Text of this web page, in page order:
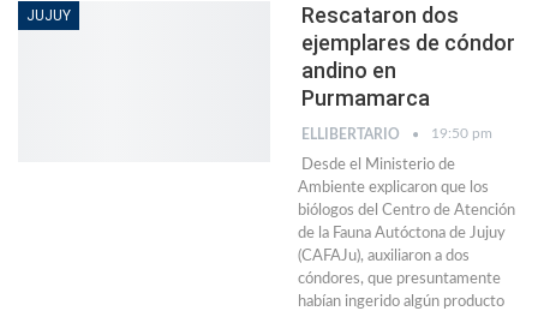
JUJUY
Rescataron dos
ejemplares de cóndor
andino en
Purmamarca
ELLIBERTARIO 19:50 pm
Desde el Ministerio de
Ambiente explicaron que los
biólogos del Centro de Atención
de la Fauna Autóctona de Jujuy
(CAFAJu), auxiliaron a dos
cóndores, que presuntamente
habían ingerido algún producto